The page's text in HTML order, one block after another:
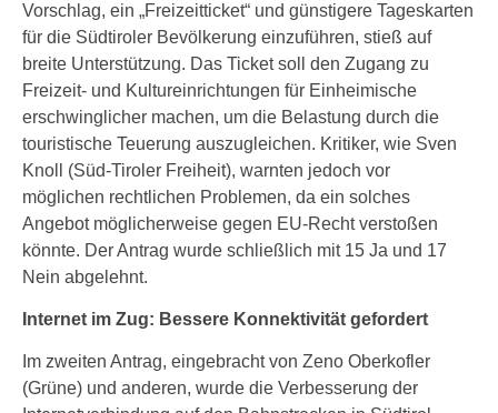
Vorschlag, ein „Freizeitticket“ und günstigere Tageskarten
für die Südtiroler Bevölkerung einzuführen, stieß auf
breite Unterstützung. Das Ticket soll den Zugang zu
Freizeit- und Kultureinrichtungen für Einheimische
erschwinglicher machen, um die Belastung durch die
touristische Teuerung auszugleichen. Kritiker, wie Sven
Knoll (Süd-Tiroler Freiheit), warnten jedoch vor
möglichen rechtlichen Problemen, da ein solches
Angebot möglicherweise gegen EU-Recht verstoßen
könnte. Der Antrag wurde schließlich mit 15 Ja und 17
Nein abgelehnt.
Internet im Zug: Bessere Konnektivität gefordert
Im zweiten Antrag, eingebracht von Zeno Oberkofler
(Grüne) und anderen, wurde die Verbesserung der